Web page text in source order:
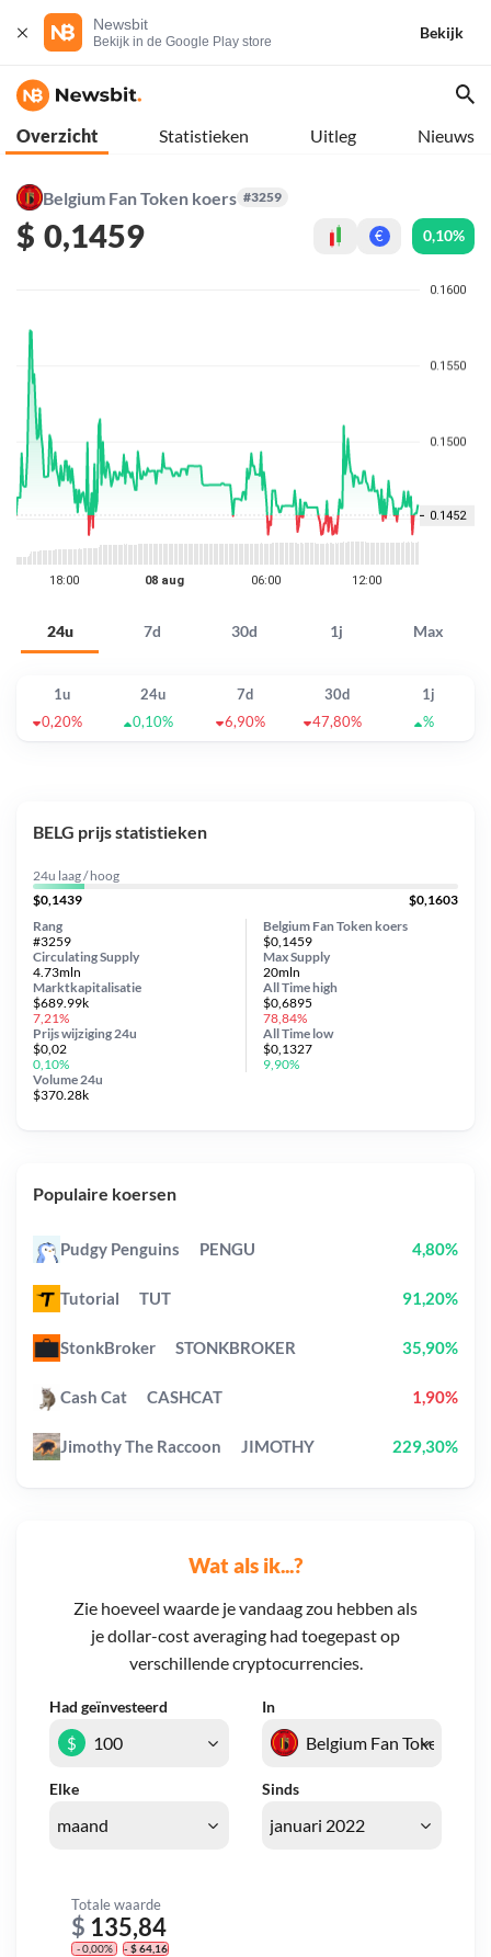
Newsbit
Bekijk in de Google Play store
Bekijk
Overzicht Statistieken Uitleg Nieuws
Belgium Fan Token koers #3259
$ 0,1459 € 0,10%
24u 7d 30d 1j Max
1u 24u 7d 30d
1j
0,20%
0,10% 6,90% 47,80% %
Wat als ik...?
Zie hoeveel waarde je vandaag zou hebben als
je dollar-cost averaging had toegepast op
verschillende cryptocurrencies.
Had geïnvesteerd In
Elke Sinds
$
Totale waarde
$ 135,84
- 0,00% - $ 64,16
BELG prijs statistieken
24u laag / hoog
$0,1439
$0,1603
Belgium Fan Token koers
$0,1459
Circulating Supply
4.73mln
Prijs wijziging 24u
$0,02
0,10%
Max Supply
20mln
Marktkapitalisatie
$689.99k
7,21%
Volume 24u
$370.28k
Rang
#3259
All Timehigh
$0,6895
78,84%
All Time low
$0,1327
9,90%
Populaire koersen
Pudgy Penguins PENGU 4,80%
Tutorial TUT 91,20%
StonkBroker STONKBROKER 35,90%
Cash Cat CASHCAT 1,90%
Jimothy The Raccoon JIMOTHY 229,30%